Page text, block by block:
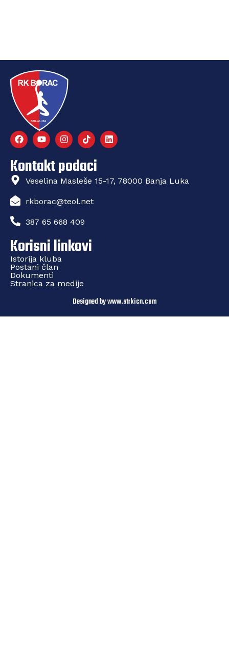
Kontakt podaci
Veselina Masleše 15-17, 78000 Banja Luka
rkborac@teol.net
387 65 668 409
Korisni linkovi
Istorija kluba
Postani član
Dokumenti
Stranica za medije
Designed by www.strkicn.com​